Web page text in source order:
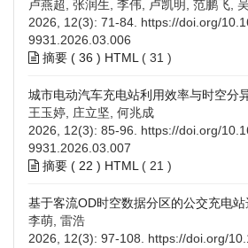
卢燕超, 张润生, 李伟, 卢凯明, 范鹏飞,
2026, 12(3): 71-84. https://doi.org/
9931.2026.03.006
摘要 ( 36 ) HTML ( 31 )
城市电动汽车充电站利用效率与时空分
王玉婷, 庄立坚, 何兆成
2026, 12(3): 85-96. https://doi.org/
9931.2026.03.007
摘要 ( 22 ) HTML ( 21 )
基于客流OD时空数据分区的公交充电
李萌, 雷浩
2026, 12(3): 97-108. https://doi.org/